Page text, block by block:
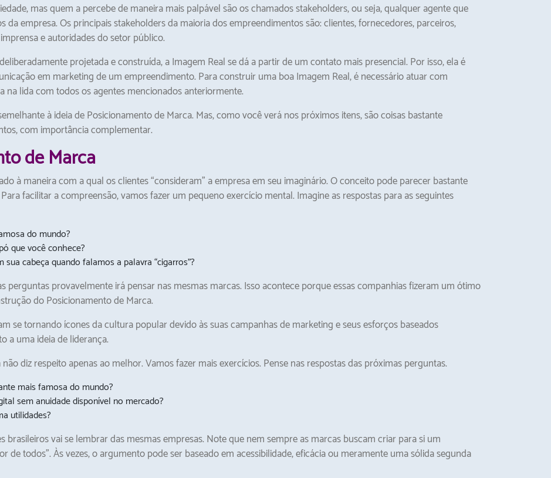
mas quem a percebe de maneira mais palpável são os chamados stakeholders, ou seja, qualquer agente que
empresa. Os principais stakeholders da maioria dos empreendimentos são: clientes, fornecedores, parceiros,
e autoridades do setor público.
projetada e construída, a Imagem Real se dá a partir de um contato mais presencial. Por isso, ela é
em marketing de um empreendimento. Para construir uma boa Imagem Real, é necessário atuar com
na lida com todos os agentes mencionados anteriormente.
à ideia de Posicionamento de Marca. Mas, como você verá nos próximos itens, são coisas bastante
com importância complementar.
de Marca
à maneira com a qual os clientes “consideram” a empresa em seu imaginário. O conceito pode parecer bastante
facilitar a compreensão, vamos fazer um pequeno exercício mental. Imagine as respostas para as seguintes
do mundo?
que você conhece?
cabeça quando falamos a palavra “cigarros”?
perguntas provavelmente irá pensar nas mesmas marcas. Isso acontece porque essas companhias fizeram um ótimo
do Posicionamento de Marca.
se tornando ícones da cultura popular devido às suas campanhas de marketing e seus esforços baseados
a uma ideia de liderança.
diz respeito apenas ao melhor. Vamos fazer mais exercícios. Pense nas respostas das próximas perguntas.
mais famosa do mundo?
sem anuidade disponível no mercado?
utilidades?
brasileiros vai se lembrar das mesmas empresas. Note que nem sempre as marcas buscam criar para si um
de todos”. Às vezes, o argumento pode ser baseado em acessibilidade, eficácia ou meramente uma sólida segunda